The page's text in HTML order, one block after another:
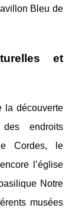
Bleu de
et
la découverte
endroits
Cordes, le
l’église
Notre
musées